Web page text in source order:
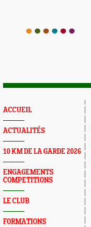
ACCUEIL
ACTUALITÉS
10 KM DE LA GARDE 2026
ENGAGEMENTS
COMPETITIONS
LE CLUB
FORMATIONS